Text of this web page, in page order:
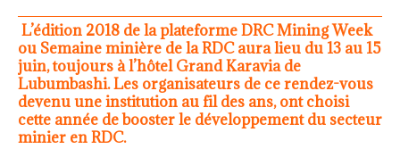
L’édition 2018 de la plateforme DRC Mining Week
ou Semaine minière de la RDC aura lieu du 13 au 15
juin, toujours à l’hôtel Grand Karavia de
Lubumbashi. Les organisateurs de ce rendez-vous
devenu une institution au fil des ans, ont choisi
cette année de booster le développement du secteur
minier en RDC.